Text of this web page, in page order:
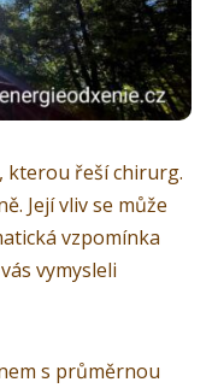
kterou řeší chirurg.
Její vliv se může
vzpomínka
vymysleli
s průměrnou